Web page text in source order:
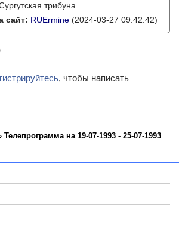
трибуна
сайт: RUErmine (2024-03-27 09:42:42)
, чтобы написать
Телепрограмма на 19-07-1993 - 25-07-1993